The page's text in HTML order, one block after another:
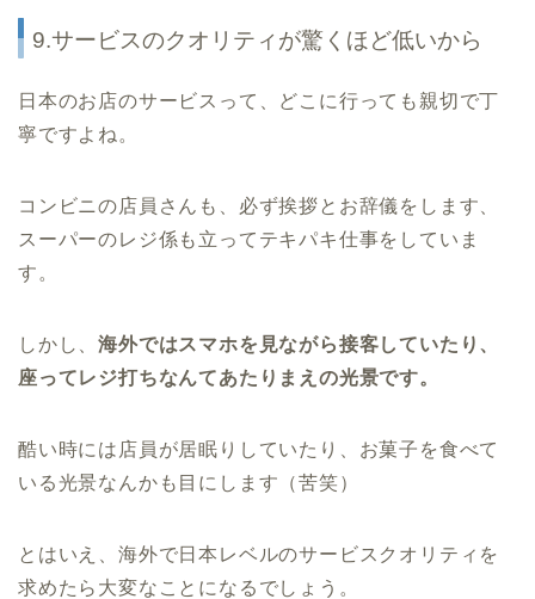
9.サービスのクオリティが驚くほど低いから
日本のお店のサービスって、どこに行っても親切で丁
寧ですよね。
コンビニの店員さんも、必ず挨拶とお辞儀をします、
スーパーのレジ係も立ってテキパキ仕事をしていま
す。
しかし、海外ではスマホを見ながら接客していたり、
座ってレジ打ちなんてあたりまえの光景です。
酷い時には店員が居眠りしていたり、お菓子を食べて
いる光景なんかも目にします（苦笑）
とはいえ、海外で日本レベルのサービスクオリティを
求めたら大変なことになるでしょう。